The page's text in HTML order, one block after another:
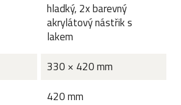
hladký, 2x barevný
akrylátový nástřik s
lakem
330 × 420 mm
420 mm